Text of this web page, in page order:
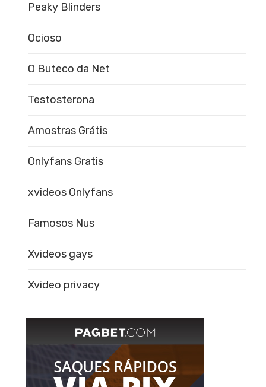
Peaky Blinders
Ocioso
O Buteco da Net
Testosterona
Amostras Grátis
Onlyfans Gratis
xvideos Onlyfans
Famosos Nus
Xvideos gays
Xvideo privacy